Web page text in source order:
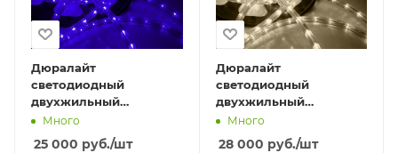
Дюралайт
светодиодный
двухжильный
(фиксинг), 13 мм, синий
Много
25 000 руб./шт
Дюралайт
светодиодный
двухжильный
(фиксинг), 13 мм,
теплый белый
Много
28 000 руб./шт